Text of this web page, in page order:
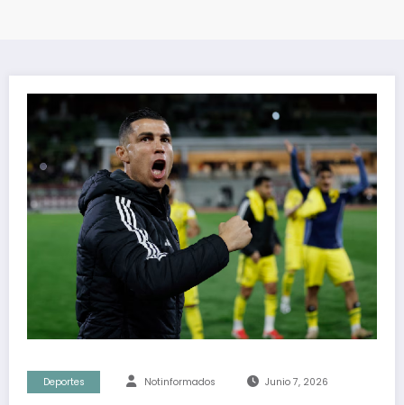
Deportes Notinformados Junio 7, 2026